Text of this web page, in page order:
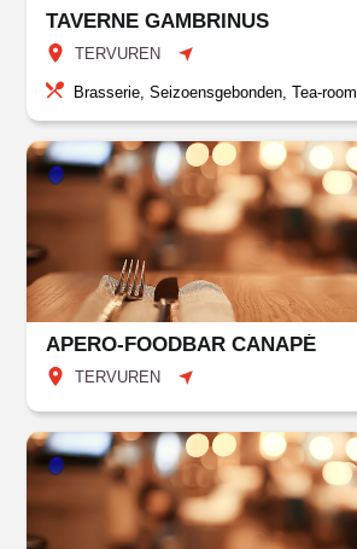
TAVERNE GAMBRINUS
TERVUREN
Brasserie, Seizoensgebonden, Tea-room
APERO-FOODBAR CANAPÉ
TERVUREN